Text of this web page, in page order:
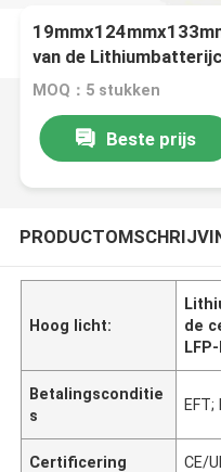
van de
MOQ：5 stukken
Beste prijs
Hoog licht:
de
Betalingsconditie
s
Certificering CE/